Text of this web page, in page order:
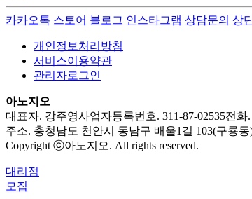
카카오톡 스토어 블로그 인스타그램 상담문의 상
개인정보처리방침
서비스이용약관
관리자로그인
아노지오
대표자. 강주영사업자등록번호. 311-87-02535전화.
주소. 충청남도 천안시 동남구 배울1길 103(구룡동
Copyright ⓒ아노지오. All rights reserved.
대리점
모집